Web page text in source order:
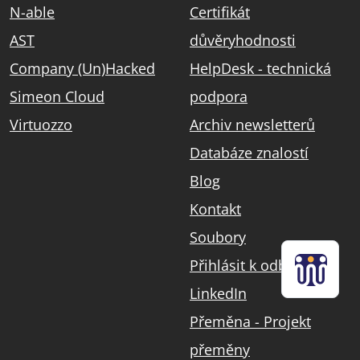
N-able
AST
Company (Un)Hacked
Simeon Cloud
Virtuozzo
Certifikát
důvěryhodnosti
HelpDesk - technická
podpora
Archiv newsletterů
Databáze znalostí
Blog
Kontakt
Soubory
Přihlásit k odběru
LinkedIn
Přeměna - Projekt
přeměny